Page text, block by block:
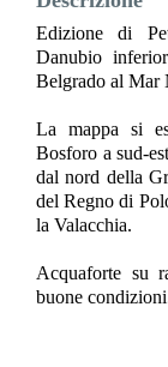
Edizione di
Danubio
Belgrado al Mar
La mappa si
Bosforo a sud-
dal nord della
del Regno di
la Valacchia.
Acquaforte su
buone